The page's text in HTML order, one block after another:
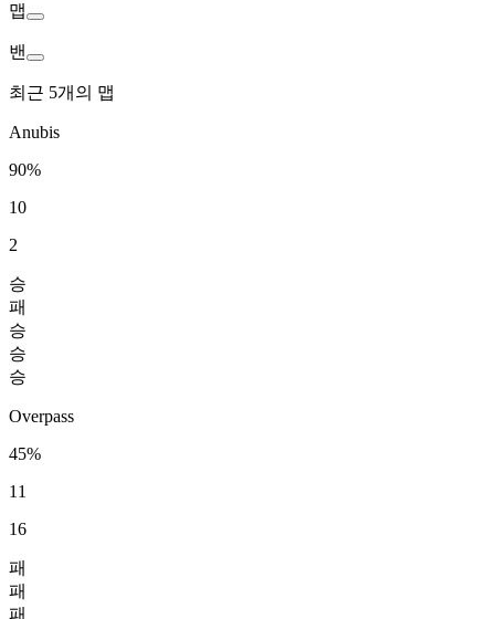
맵
밴
최근 5개의 맵
Anubis
90%
10
2
승
패
승
승
승
Overpass
45%
11
16
패
패
패